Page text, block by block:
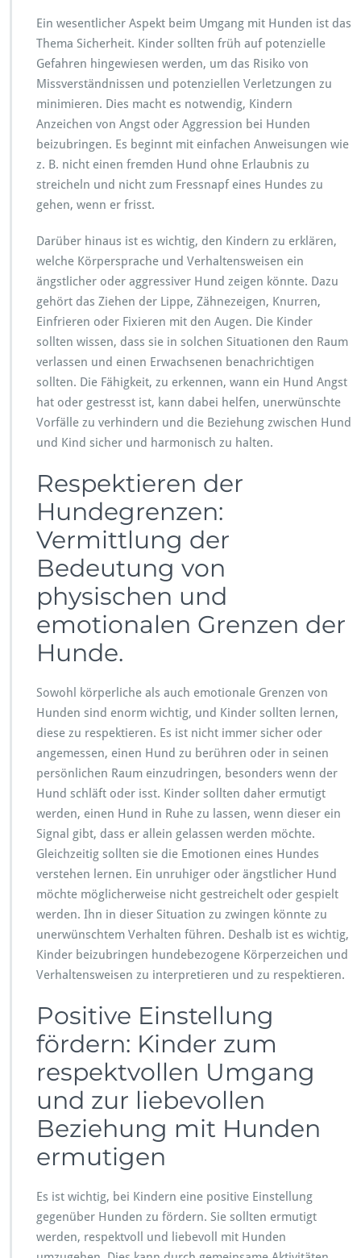
Ein wesentlicher Aspekt beim Umgang mit Hunden ist das
Thema Sicherheit. Kinder sollten früh auf potenzielle
Gefahren hingewiesen werden, um das Risiko von
Missverständnissen und potenziellen Verletzungen zu
minimieren. Dies macht es notwendig, Kindern
Anzeichen von Angst oder Aggression bei Hunden
beizubringen. Es beginnt mit einfachen Anweisungen wie
z. B. nicht einen fremden Hund ohne Erlaubnis zu
streicheln und nicht zum Fressnapf eines Hundes zu
gehen, wenn er frisst.
Darüber hinaus ist es wichtig, den Kindern zu erklären,
welche Körpersprache und Verhaltensweisen ein
ängstlicher oder aggressiver Hund zeigen könnte. Dazu
gehört das Ziehen der Lippe, Zähnezeigen, Knurren,
Einfrieren oder Fixieren mit den Augen. Die Kinder
sollten wissen, dass sie in solchen Situationen den Raum
verlassen und einen Erwachsenen benachrichtigen
sollten. Die Fähigkeit, zu erkennen, wann ein Hund Angst
hat oder gestresst ist, kann dabei helfen, unerwünschte
Vorfälle zu verhindern und die Beziehung zwischen Hund
und Kind sicher und harmonisch zu halten.
Respektieren der
Hundegrenzen:
Vermittlung der
Bedeutung von
physischen und
emotionalen Grenzen der
Hunde.
Sowohl körperliche als auch emotionale Grenzen von
Hunden sind enorm wichtig, und Kinder sollten lernen,
diese zu respektieren. Es ist nicht immer sicher oder
angemessen, einen Hund zu berühren oder in seinen
persönlichen Raum einzudringen, besonders wenn der
Hund schläft oder isst. Kinder sollten daher ermutigt
werden, einen Hund in Ruhe zu lassen, wenn dieser ein
Signal gibt, dass er allein gelassen werden möchte.
Gleichzeitig sollten sie die Emotionen eines Hundes
verstehen lernen. Ein unruhiger oder ängstlicher Hund
möchte möglicherweise nicht gestreichelt oder gespielt
werden. Ihn in dieser Situation zu zwingen könnte zu
unerwünschtem Verhalten führen. Deshalb ist es wichtig,
Kinder beizubringen hundebezogene Körperzeichen und
Verhaltensweisen zu interpretieren und zu respektieren.
Positive Einstellung
fördern: Kinder zum
respektvollen Umgang
und zur liebevollen
Beziehung mit Hunden
ermutigen
Es ist wichtig, bei Kindern eine positive Einstellung
gegenüber Hunden zu fördern. Sie sollten ermutigt
werden, respektvoll und liebevoll mit Hunden